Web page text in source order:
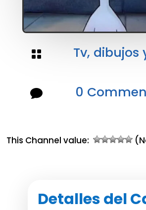
 Tv, dibujos
 0
This Channel value:
Detalles del